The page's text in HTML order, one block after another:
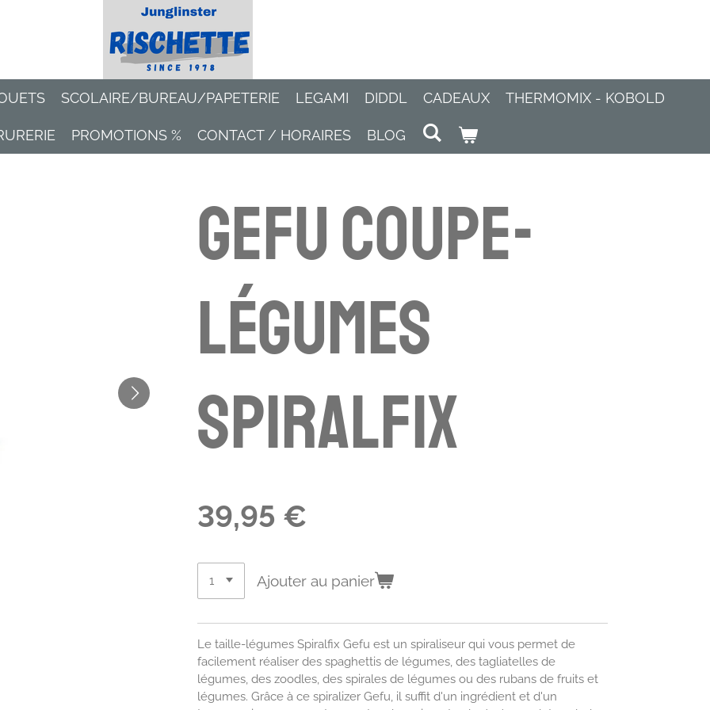
SCOLAIRE/BUREAU/PAPETERIE LEGAMI DIDDL CADEAUX THERMOMIX - KOBOLD
PROMOTIONS % CONTACT / HORAIRES BLOG
Gefu Coupe-
légumes
SPIRALFIX
39,95 €
Ajouter au panier
Le taille-légumes Spiralfix Gefu est un spiraliseur qui vous permet de
facilement réaliser des spaghettis de légumes, des tagliatelles de
légumes, des zoodles, des spirales de légumes ou des rubans de fruits et
légumes. Grâce à ce spiralizer Gefu, il suffit d'un ingrédient et d'un